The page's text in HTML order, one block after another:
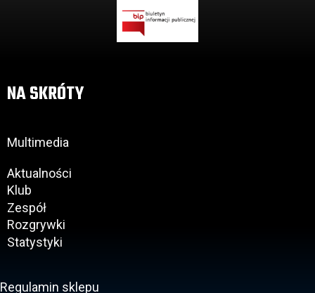
NA SKRÓTY
Multimedia
Aktualności
Klub
Zespół
Rozgrywki
Statystyki
Regulamin sklepu